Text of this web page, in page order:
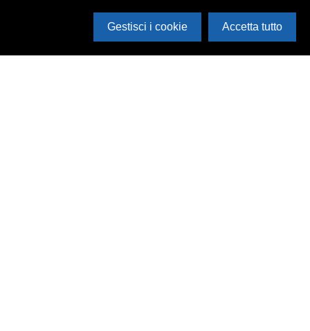
Gestisci i cookie Accetta tutto